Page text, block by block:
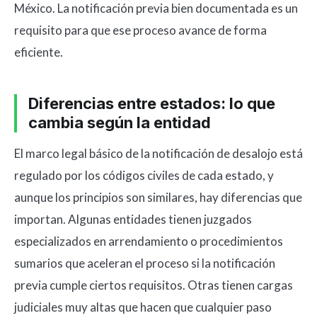
México. La notificación previa bien documentada es un
requisito para que ese proceso avance de forma
eficiente.
Diferencias entre estados: lo que
cambia según la entidad
El marco legal básico de la notificación de desalojo está
regulado por los códigos civiles de cada estado, y
aunque los principios son similares, hay diferencias que
importan. Algunas entidades tienen juzgados
especializados en arrendamiento o procedimientos
sumarios que aceleran el proceso si la notificación
previa cumple ciertos requisitos. Otras tienen cargas
judiciales muy altas que hacen que cualquier paso